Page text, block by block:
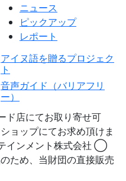
ニュース
ピックアップ
レポート
アイヌ語を贈るプロジェク
ト
音声ガイド（バリアフリ
ー）
店にてお取り寄せ可
ョップにてお求め頂けま
インメント株式会社 ◯
ため、当財団の直接販売